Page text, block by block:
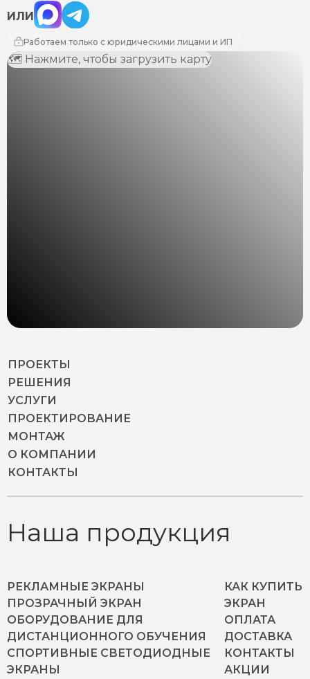
ИЛИ
Max Telegram
Работаем только с юридическими лицами и ИП
🗺 Нажмите, чтобы загрузить карту
ПРОЕКТЫ
РЕШЕНИЯ
УСЛУГИ
ПРОЕКТИРОВАНИЕ
МОНТАЖ
О КОМПАНИИ
КОНТАКТЫ
Наша продукция
РЕКЛАМНЫЕ ЭКРАНЫ
ПРОЗРАЧНЫЙ ЭКРАН
ОБОРУДОВАНИЕ ДЛЯ
ДИСТАНЦИОННОГО ОБУЧЕНИЯ
СПОРТИВНЫЕ СВЕТОДИОДНЫЕ
ЭКРАНЫ
КАК КУПИТЬ
ЭКРАН
ОПЛАТА
ДОСТАВКА
КОНТАКТЫ
АКЦИИ